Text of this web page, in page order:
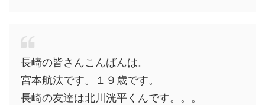
長崎の皆さんこんばんは。
宮本航汰です。１９歳です。
長崎の友達は北川洸平くんです。。。